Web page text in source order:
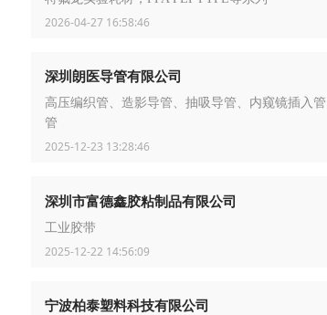
2026-04-27 16:58:46
深圳朗医导管有限公司
高压编织管、造影导管、抽吸导管、内窥镜插入
管
2025-12-23 13:28:46
深圳市富德鑫胶粘制品有限公司
工业胶带
2025-12-22 14:56:09
宁波柏泰塑料科技有限公司